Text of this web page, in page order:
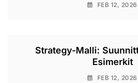
FEB 12, 2026
Strategy-Malli:
Esimerkit
FEB 12, 2026